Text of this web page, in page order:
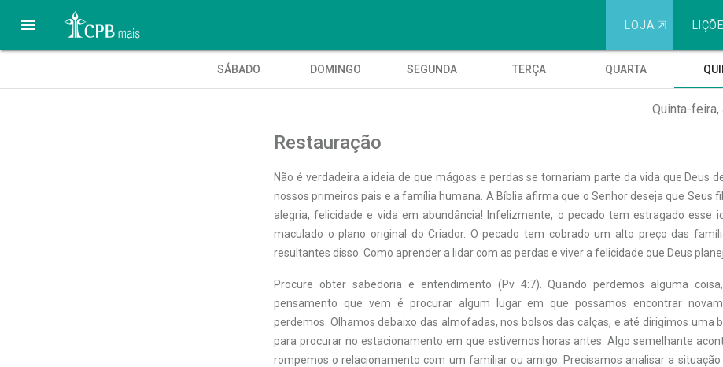
 LOJA ⇱
SÁBADO DOMINGO SEGUNDA TERÇA QUARTA
Quinta-feira,
Restauração
Não é verdadeira a ideia de que mágoas e perdas se tornariam parte da vida que Deus
nossos primeiros pais e a família humana. A Bíblia afirma que o Senhor deseja que Seus
alegria, felicidade e vida em abundância! Infelizmente, o pecado tem estragado esse
maculado o plano original do Criador. O pecado tem cobrado um alto preço das
resultantes disso. Como aprender a lidar com as perdas e viver a felicidade que Deus
Procure obter sabedoria e entendimento (Pv 4:7). Quando perdemos alguma
pensamento que vem é procurar algum lugar em que possamos encontrar
perdemos. Olhamos debaixo das almofadas, nos bolsos das calças, e até dirigimos uma
para procurar no estacionamento em que estivemos horas antes. Algo semelhante
rompemos o relacionamento com um familiar ou amigo. Precisamos analisar a situação